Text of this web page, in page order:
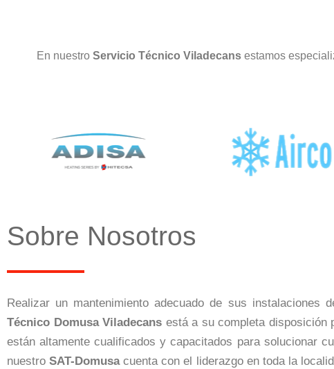
En nuestro Servicio Técnico Viladecans estamos
Sobre Nosotros
Realizar un mantenimiento adecuado de sus instalaciones
Técnico Domusa Viladecans está a su completa disposición
están altamente cualificados y capacitados para solucionar
nuestroSAT-Domusacuenta con el liderazgo en toda la